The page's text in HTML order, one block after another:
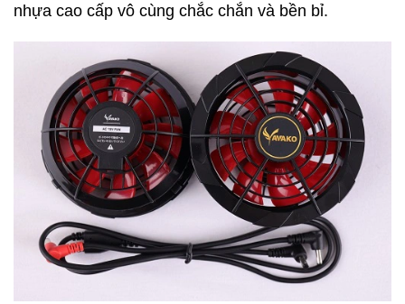
nhựa cao cấp vô cùng chắc chắn và bền bỉ.